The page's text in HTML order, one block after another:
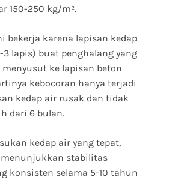
150-250 kg/m².
bekerja karena lapisan kedap
3 lapis) buat penghalang yang
ke lapisan beton
kebocoran hanya terjadi
kedap air rusak dan tidak
dari 6 bulan.
kedap air yang tepat,
stabilitas
konsisten selama 5-10 tahun